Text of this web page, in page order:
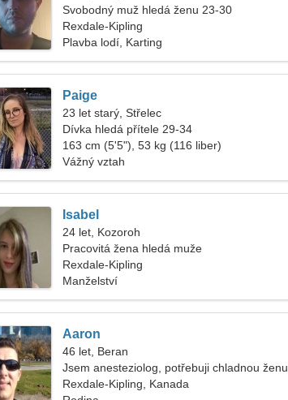
Svobodný muž hledá ženu 23-30
Rexdale-Kipling
Plavba lodí, Karting
Paige
23 let starý, Střelec
Dívka hledá přítele 29-34
163 cm (5'5"), 53 kg (116 liber)
Vážný vztah
Isabel
24 let, Kozoroh
Pracovitá žena hledá muže
Rexdale-Kipling
Manželství
Aaron
46 let, Beran
Jsem anesteziolog, potřebuji chladnou ženu
Rexdale-Kipling, Kanada